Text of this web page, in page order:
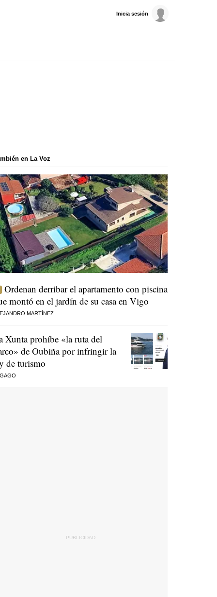
Inicia sesión
en La Voz
Ordenan derribar el apartamento con piscina
montó en el jardín de su casa en Vigo
MARTÍNEZ
Xunta prohíbe «la ruta del
de Oubiña por infringir la
de turismo